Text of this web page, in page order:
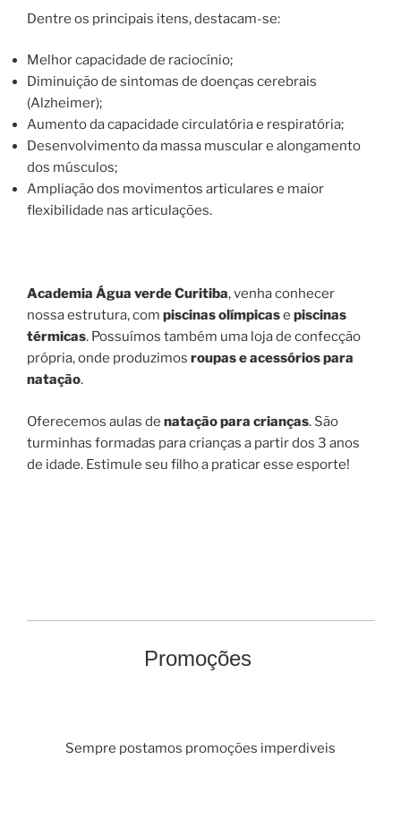
Dentre os principais itens, destacam-se:
Melhor capacidade de raciocínio;
Diminuição de sintomas de doenças cerebrais
(Alzheimer);
Aumento da capacidade circulatória e respiratória;
Desenvolvimento da massa muscular e alongamento
dos músculos;
Ampliação dos movimentos articulares e maior
flexibilidade nas articulações.
Academia Água verde Curitiba, venha conhecer
nossa estrutura, com piscinas olímpicase piscinas
térmicas. Possuímos também uma loja de confecção
própria, onde produzimos roupas e acessórios para
natação.
Oferecemos aulas de natação para crianças. São
turminhas formadas para crianças a partir dos 3 anos
de idade. Estimule seu filho a praticar esse esporte!
Promoções
Sempre postamos promoções imperdiveis